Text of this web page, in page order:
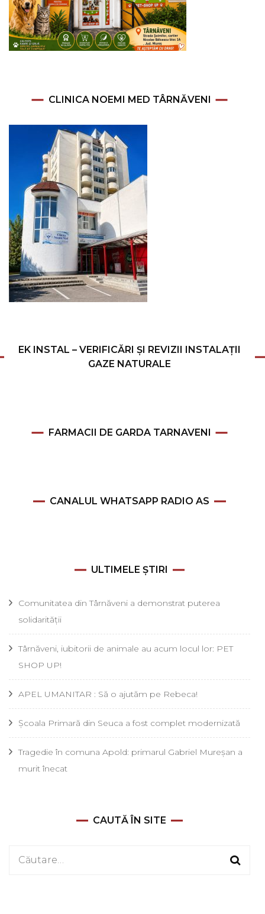
CLINICA NOEMI MED TÂRNĂVENI
EK INSTAL – VERIFICĂRI ȘI REVIZII INSTALAȚII
GAZE NATURALE
FARMACII DE GARDA TARNAVENI
CANALUL WHATSAPP RADIO AS
ULTIMELE ȘTIRI
Comunitatea din Târnăveni a demonstrat puterea
solidarității
Târnăveni, iubitorii de animale au acum locul lor: PET
SHOP UP!
APEL UMANITAR : Să o ajutăm pe Rebeca!
Școala Primară din Seuca a fost complet modernizată
Tragedie în comuna Apold: primarul Gabriel Mureșan a
murit înecat
CAUTĂ ÎN SITE
Caută